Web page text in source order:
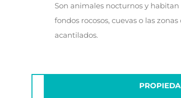
Son animales nocturnos y habitan
fondos rocosos, cuevas o las zonas
acantilados.